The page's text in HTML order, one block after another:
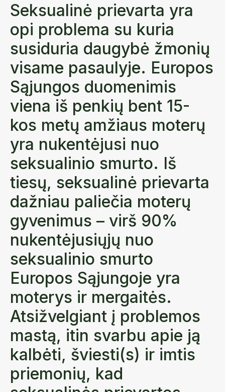
Seksualinė prievarta yra
opi problema su kuria
susiduria daugybė žmonių
visame pasaulyje. Europos
Sąjungos duomenimis
viena iš penkių bent 15-
kos metų amžiaus moterų
yra nukentėjusi nuo
seksualinio smurto. Iš
tiesų, seksualinė prievarta
dažniau paliečia moterų
gyvenimus – virš 90%
nukentėjusiųjų nuo
seksualinio smurto
Europos Sąjungoje yra
moterys ir mergaitės.
Atsižvelgiant į problemos
mastą, itin svarbu apie ją
kalbėti, šviesti(s) ir imtis
priemonių, kad